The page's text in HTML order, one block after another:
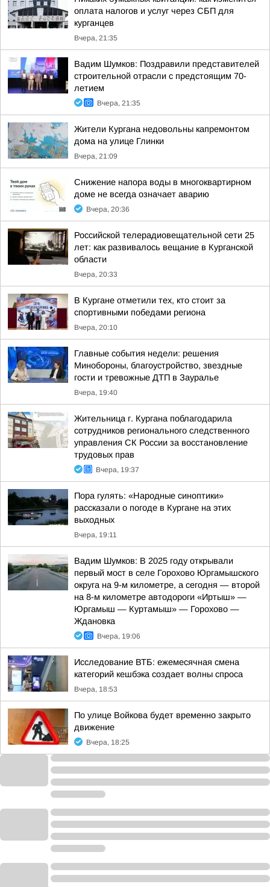
оплата налогов и услуг через СБП для
курганцев
Вчера, 21:35
Вадим Шумков: Поздравили представителей
строительной отрасли с предстоящим 70-
летием
Вчера, 21:35
Жители Кургана недовольны капремонтом
дома на улице Глинки
Вчера, 21:09
Снижение напора воды в многоквартирном
доме не всегда означает аварию
Вчера, 20:36
Российской телерадиовещательной сети 25
лет: как развивалось вещание в Курганской
области
Вчера, 20:33
В Кургане отметили тех, кто стоит за
спортивными победами региона
Вчера, 20:10
Главные события недели: решения
Минобороны, благоустройство, звездные
гости и тревожные ДТП в Зауралье
Вчера, 19:40
Жительница г. Кургана поблагодарила
сотрудников регионального следственного
управления СК России за восстановление
трудовых прав
Вчера, 19:37
Пора гулять: «Народные синоптики»
рассказали о погоде в Кургане на этих
выходных
Вчера, 19:11
Вадим Шумков: В 2025 году открывали
первый мост в селе Горохово Юргамышского
округа на 9-м километре, а сегодня — второй
на 8-м километре автодороги «Иртыш» —
Юргамыш — Куртамыш» — Горохово —
Ждановка
Вчера, 19:06
Исследование ВТБ: ежемесячная смена
категорий кешбэка создает волны спроса
Вчера, 18:53
По улице Войкова будет временно закрыто
движение
Вчера, 18:25